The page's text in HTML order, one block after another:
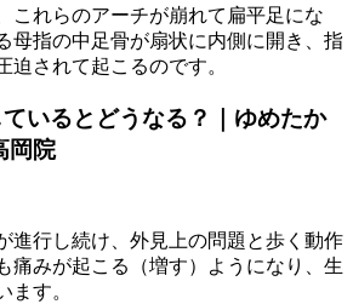
これらのアーチが崩れて扁平足にな
母指の中足骨が扇状に内側に開き、指
迫されて起こるのです。
いるとどうなる？｜ゆめたか
岡院
進行し続け、外見上の問題と歩く動作
痛みが起こる（増す）ようになり、生
ます。